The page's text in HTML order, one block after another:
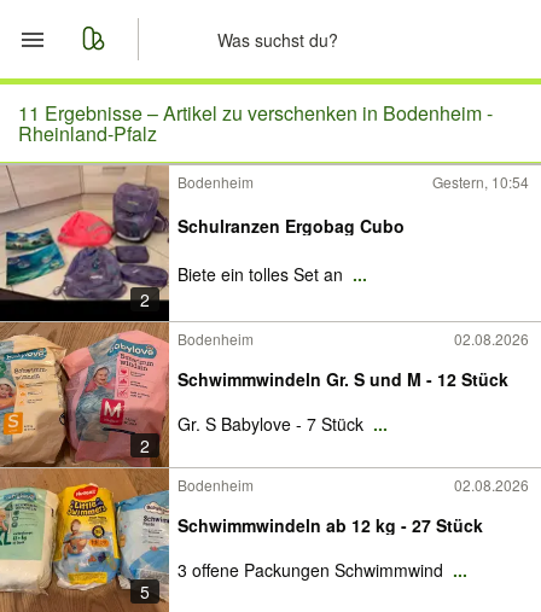
Start
Merkliste
Nachrichten
Anzeige aufgeben
11 Ergebnisse –Artikel zu verschenken in Bodenheim -
Rheinland-Pfalz
2
Bodenheim Gestern, 10:54
Schulranzen Ergobag Cubo
Biete ein tolles Set an ...
2
Bodenheim 02.08.2026
Schwimmwindeln Gr. S und M - 12 Stück
Gr. S Babylove - 7 Stück ...
5
Bodenheim 02.08.2026
Schwimmwindeln ab 12 kg - 27 Stück
3 offene Packungen Schwimmwind ...